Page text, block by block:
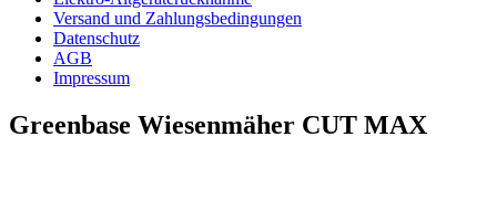
Versand und Zahlungsbedingungen
Datenschutz
AGB
Impressum
Greenbase Wiesenmäher CUT MAX